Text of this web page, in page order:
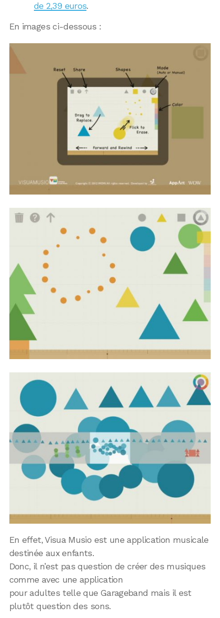
de 2,39 euros.
En images ci-dessous :
En effet, Visua Musio est une application musicale
destinée aux enfants.
Donc, il n’est pas question de créer des musiques
comme avec une application
pour adultes telle que Garageband mais il est
plutôt question des sons.